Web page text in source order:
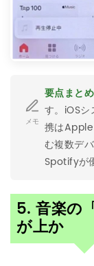
メモ
要点まとめ
す。iOS
携は
む複数デ
Spotifyが
5. 音楽の
が上か